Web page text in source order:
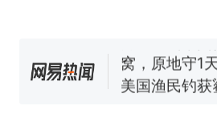
140多朵
美国渔民钓获
回大海 目击